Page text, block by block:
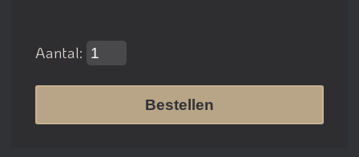
Aantal:
Bestellen